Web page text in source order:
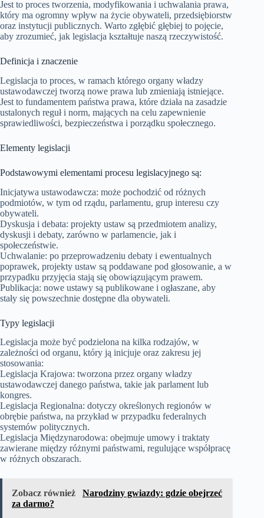
Jest to proces tworzenia, modyfikowania i uchwalania prawa,
który ma ogromny wpływ na życie obywateli, przedsiębiorstw
oraz instytucji publicznych. Warto zgłębić głębiej to pojęcie,
aby zrozumieć, jak legislacja kształtuje naszą rzeczywistość.
Definicja i znaczenie
Legislacja to proces, w ramach którego organy władzy
ustawodawczej tworzą nowe prawa lub zmieniają istniejące.
Jest to fundamentem państwa prawa, które działa na zasadzie
ustalonych reguł i norm, mających na celu zapewnienie
sprawiedliwości, bezpieczeństwa i porządku społecznego.
Elementy legislacji
Podstawowymi elementami procesu legislacyjnego są:
Inicjatywa ustawodawcza: może pochodzić od różnych
podmiotów, w tym od rządu, parlamentu, grup interesu czy
obywateli.
Dyskusja i debata: projekty ustaw są przedmiotem analizy,
dyskusji i debaty, zarówno w parlamencie, jak i
społeczeństwie.
Uchwalanie: po przeprowadzeniu debaty i ewentualnych
poprawek, projekty ustaw są poddawane pod głosowanie, a w
przypadku przyjęcia stają się obowiązującym prawem.
Publikacja: nowe ustawy są publikowane i ogłaszane, aby
stały się powszechnie dostępne dla obywateli.
Typy legislacji
Legislacja może być podzielona na kilka rodzajów, w
zależności od organu, który ją inicjuje oraz zakresu jej
stosowania:
Legislacja Krajowa: tworzona przez organy władzy
ustawodawczej danego państwa, takie jak parlament lub
kongres.
Legislacja Regionalna: dotyczy określonych regionów w
obrębie państwa, na przykład w przypadku federalnych
systemów politycznych.
Legislacja Międzynarodowa: obejmuje umowy i traktaty
zawierane między różnymi państwami, regulujące współpracę
w różnych obszarach.
Zobacz również
Narodziny gwiazdy: gdzie obejrzeć
za darmo?